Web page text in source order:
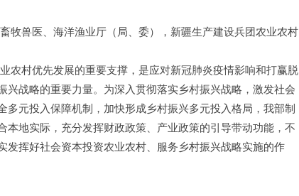
牧兽医、海洋渔业厅（局、委），新疆生产建设兵团农业农村
农村优先发展的重要支撑，是应对新冠肺炎疫情影响和打赢脱
战略的重要力量。为深入贯彻落实乡村振兴战略，激发社会
元投入保障机制，加快形成乡村振兴多元投入格局，我部制
地实际，充分发挥财政政策、产业政策的引导带动功能，不
挥好社会资本投资农业农村、服务乡村振兴战略实施的作